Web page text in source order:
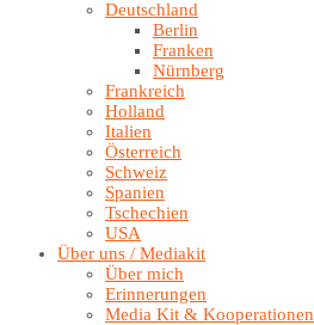
Deutschland
Berlin
Franken
Nürnberg
Frankreich
Holland
Italien
Österreich
Schweiz
Spanien
Tschechien
USA
Über uns / Mediakit
Über mich
Erinnerungen
Media Kit & Kooperationen